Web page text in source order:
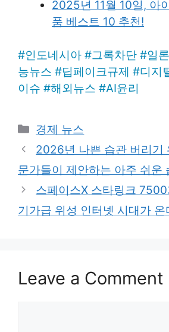
2025년 11월 10일, 아
품 베스트 10 추천!
#인도네시아 #그록차단 #일
능뉴스 #딥페이크규제 #디지
이슈 #해외뉴스 #AI윤리
Categories
경제 뉴스
2026년 나쁜 습관 버리기
문가들이 제안하는 아주 쉬운
스페이스X 스타링크 7500
기가급 위성 인터넷 시대가 온
Leave a Comment